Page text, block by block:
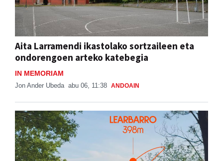
Aita Larramendi ikastolako sortzaileen eta
ondorengoen arteko katebegia
IN MEMORIAM
Jon Ander Ubeda abu 06, 11:38 ANDOAIN